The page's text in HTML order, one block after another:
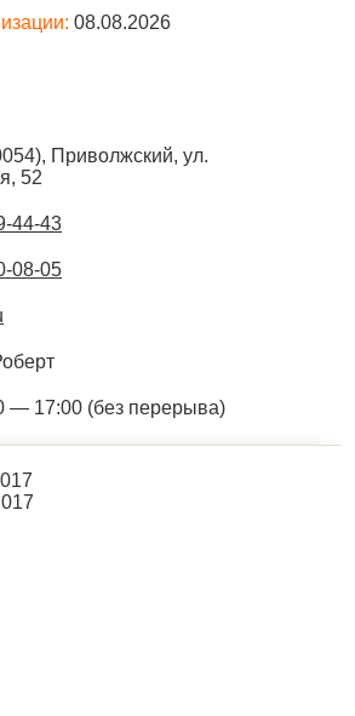
08.08.2026
), Приволжский, ул.
52
44-43
08-05
— 17:00 (без перерыва)